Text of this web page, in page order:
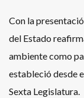
Con la
del Estado
ambiente como
estableció desde
Sexta Legislatura.